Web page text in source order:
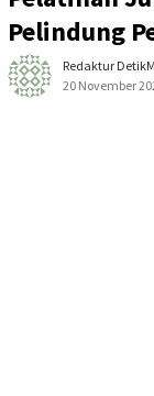
Pelindung
Redaktur
20 November